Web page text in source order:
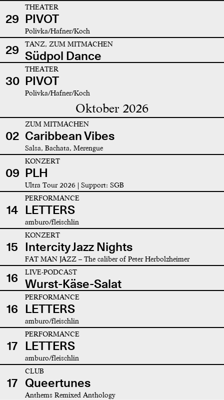
29
THEATER
PIVOT
Polivka/Hafner/Koch
29 TANZ, ZUM MITMACHEN
Südpol Dance
30
THEATER
PIVOT
Polivka/Hafner/Koch
Oktober 2026
02
ZUM MITMACHEN
Caribbean Vibes
Salsa, Bachata, Merengue
09
KONZERT
PLH
Ultra Tour 2026 | Support: SGB
14
PERFORMANCE
LETTERS
amburo/fleischlin
15
KONZERT
Intercity Jazz Nights
FAT MAN JAZZ – The caliber of Peter Herbolzheimer
16 LIVE-PODCAST
Wurst-Käse-Salat
16
PERFORMANCE
LETTERS
amburo/fleischlin
17
PERFORMANCE
LETTERS
amburo/fleischlin
17
CLUB
Queertunes
Anthems Remixed Anthology